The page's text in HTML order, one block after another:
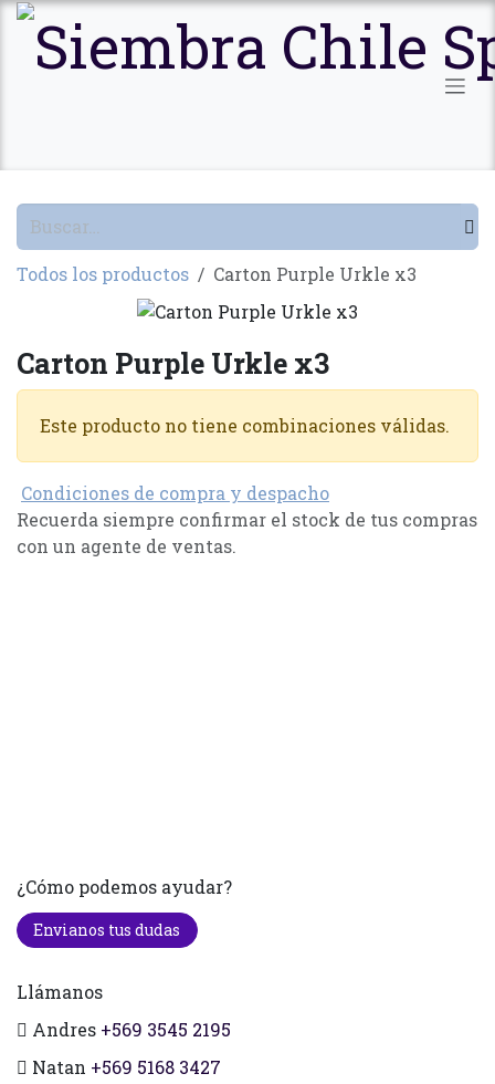
Ir al contenido
Todos los productos Carton Purple Urkle x3
Carton Purple Urkle x3
Este producto no tiene combinaciones válidas.
Condiciones de compra y despacho
Recuerda siempre confirmar el stock de tus compras
con un agente de ventas.
¿Cómo podemos ayudar?
Envianos tus dudas
Llámanos
Andres +569 3545 2195
Natan +569 5168 3427